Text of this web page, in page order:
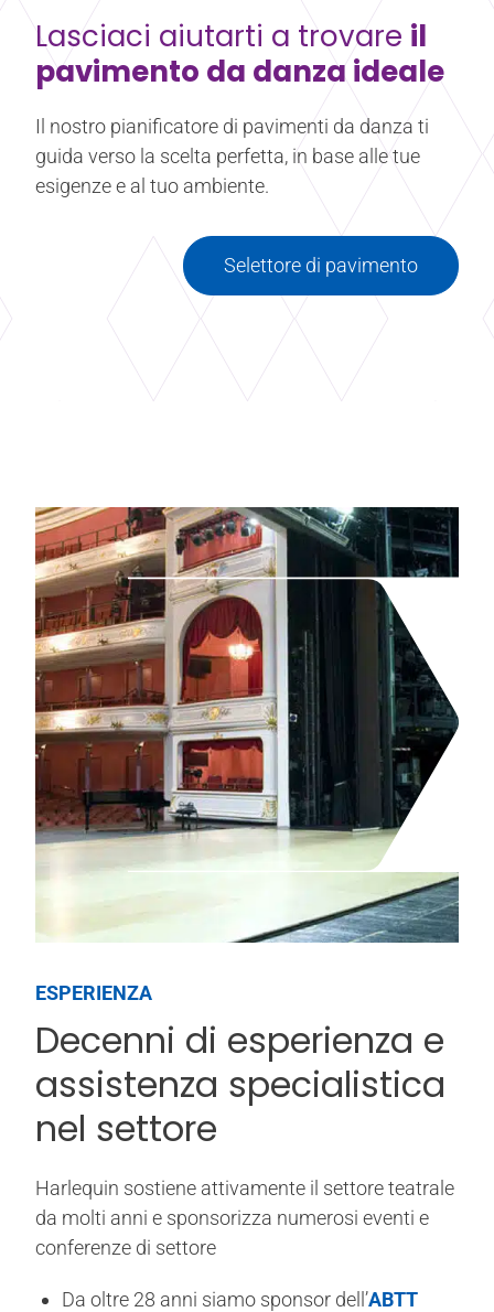
Saperne di più
Di Harlequin Rocksure™
Lasciaci aiutarti a trovare il
pavimento da danza ideale
Il nostro pianificatore di pavimenti da danza ti
guida verso la scelta perfetta, in base alle tue
esigenze e al tuo ambiente.
Selettore di pavimento
ESPERIENZA
Decenni di esperienza e
assistenza specialistica
nel settore
Harlequin sostiene attivamente il settore teatrale
da molti anni e sponsorizza numerosi eventi e
conferenze di settore
Da oltre 28 anni siamo sponsor dell’ABTT